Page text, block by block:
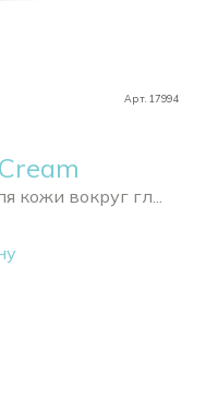
Арт. 17994
вокруг гл...